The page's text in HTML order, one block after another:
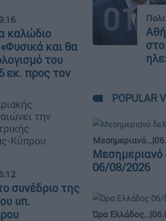
καλώδιο
και θα
του
εκ. προς τον
την
Κύπρου
συνέδριο της
υπ.
01
POPULAR
Μεσημεριανό...|
Μεσημεριανό
06/08/2026
Ώρα Ελλάδος...|